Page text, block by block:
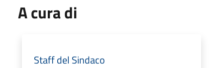
A cura di
Staff del Sindaco